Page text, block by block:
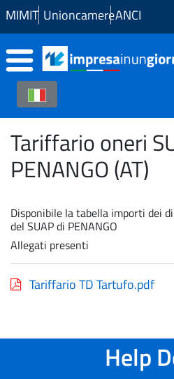
Skip to Main Content
MIMIT UnioncamereANCI
Tariffario oneri
PENANGO (AT)
Disponibile la tabella importi dei
del SUAP di PENANGO
Allegati presenti
Tariffario TD Tartufo.pdf
Help